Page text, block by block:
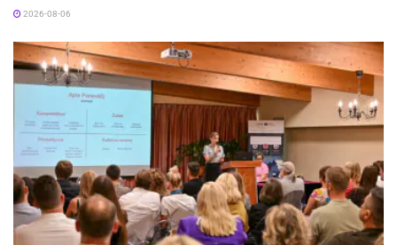
2026-08-06